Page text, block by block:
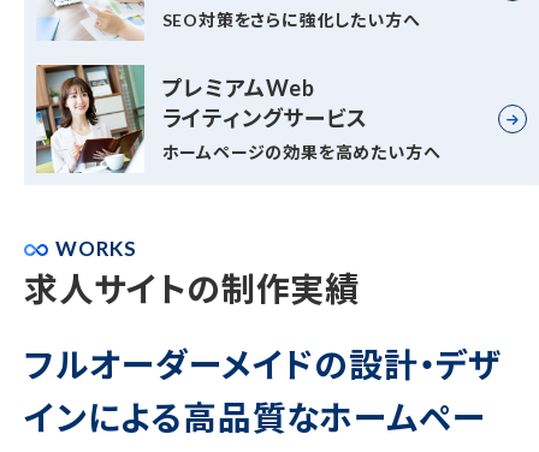
SEO対策をさらに強化したい方へ
プレミアムWeb
ライティングサービス
ホームページの効果を高めたい方へ
WORKS
求人サイトの制作実績
フルオーダーメイドの設計・デザ
インによる高品質なホームペー